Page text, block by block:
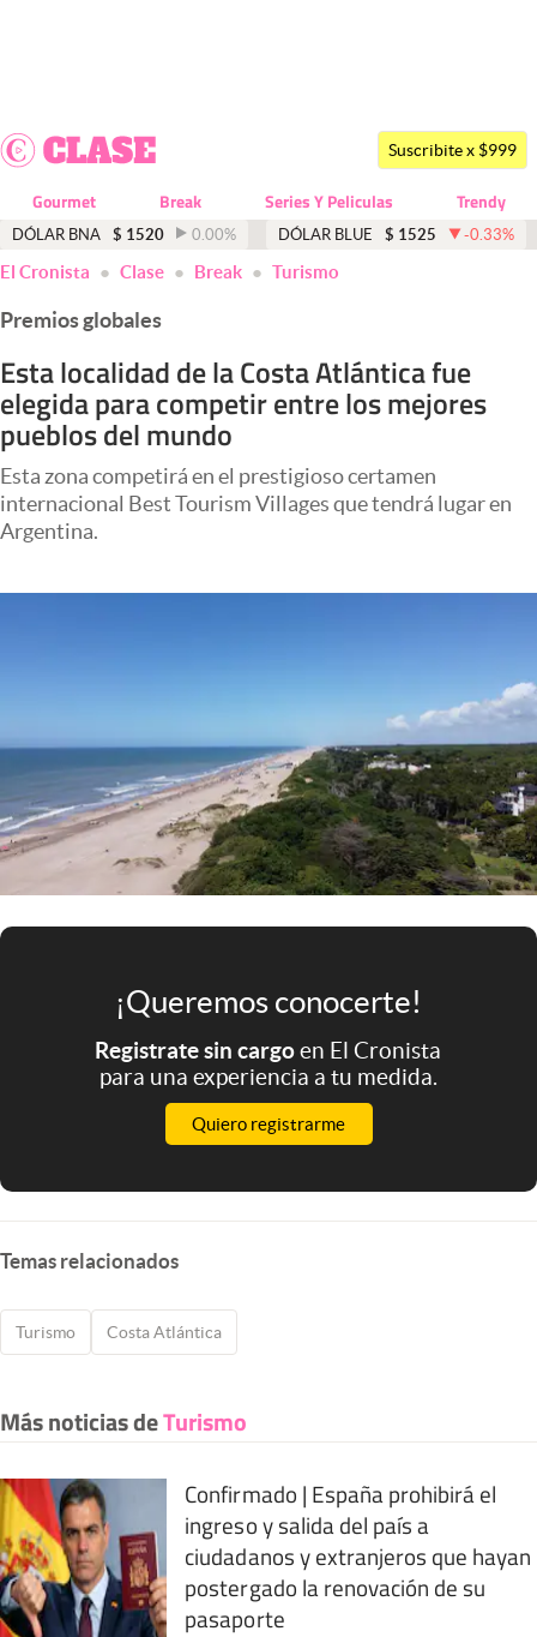
Dólar
Economía y Política
Finanzas y Mercados
Mercados Online
Negocios
Columnistas
Apertura
Clase
El Cronista Studio
Mediakit
abre en nueva pestaña
Argentina
Suscribite x $999
Gourmet Break Series Y Peliculas Trendy
DÓLAR BNA $ 1520 0.00% DÓLAR BLUE $ 1525 -0.33%
El Cronista Clase Break Turismo
Premios globales
Esta localidad de la Costa Atlántica fue
elegida para competir entre los mejores
pueblos del mundo
Esta zona competirá en el prestigioso certamen
internacional Best Tourism Villages que tendrá lugar en
Argentina.
¡Queremos conocerte!
Registrate sin cargoen El Cronista
para una experiencia a tu medida.
Quiero registrarme
Temas relacionados
Turismo Costa Atlántica
Más noticias deTurismo
Confirmado | España prohibirá el
ingreso y salida del país a
ciudadanos y extranjeros que hayan
postergado la renovación de su
pasaporte